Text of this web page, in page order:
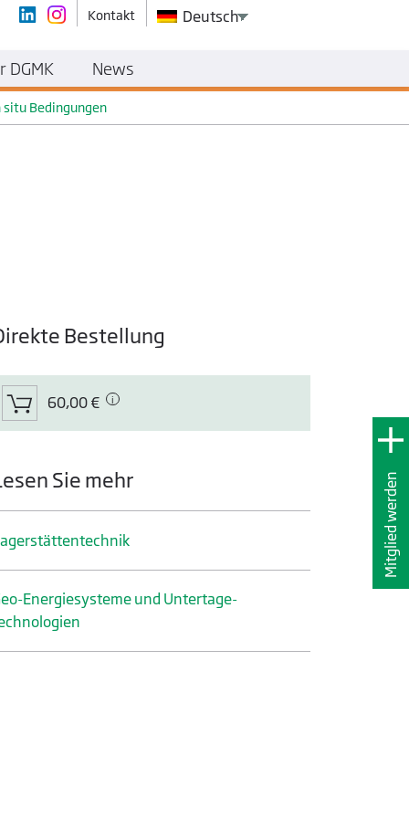
Mitglied werden
Bedingungen
Bestellung
60,00 €
Sie mehr
Energiesysteme und Untertage­
Kontakt Deutsch
DGMK News